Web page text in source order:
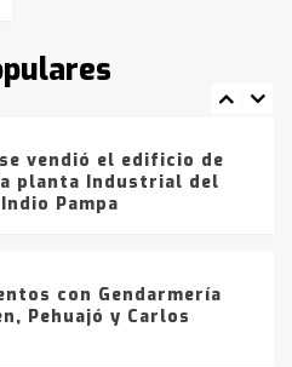
por
de drogas en la
vendió el edificio de
planta Industrial del
Pampa
con Gendarmería
Pehuajó y Carlos